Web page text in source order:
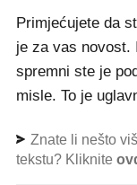
Primjećujete da
je za vas novost.
spremni ste je
misle. To je
Znate li nešto
tekstu? Kliknite